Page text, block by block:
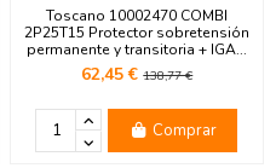
Toscano 10002470 COMBI
2P25T15 Protector sobretensión
permanente y transitoria + IGA...
62,45 €138,77 €
Comprar